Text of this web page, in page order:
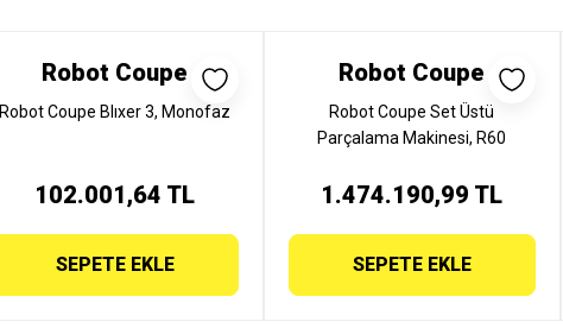
Robot Coupe
Robot Coupe Blıxer 3, Monofaz
102.001,64 TL
SEPETE EKLE
Robot Coupe
Robot Coupe Set Üstü
Parçalama Makinesi, R60
1.474.190,99 TL
SEPETE EKLE